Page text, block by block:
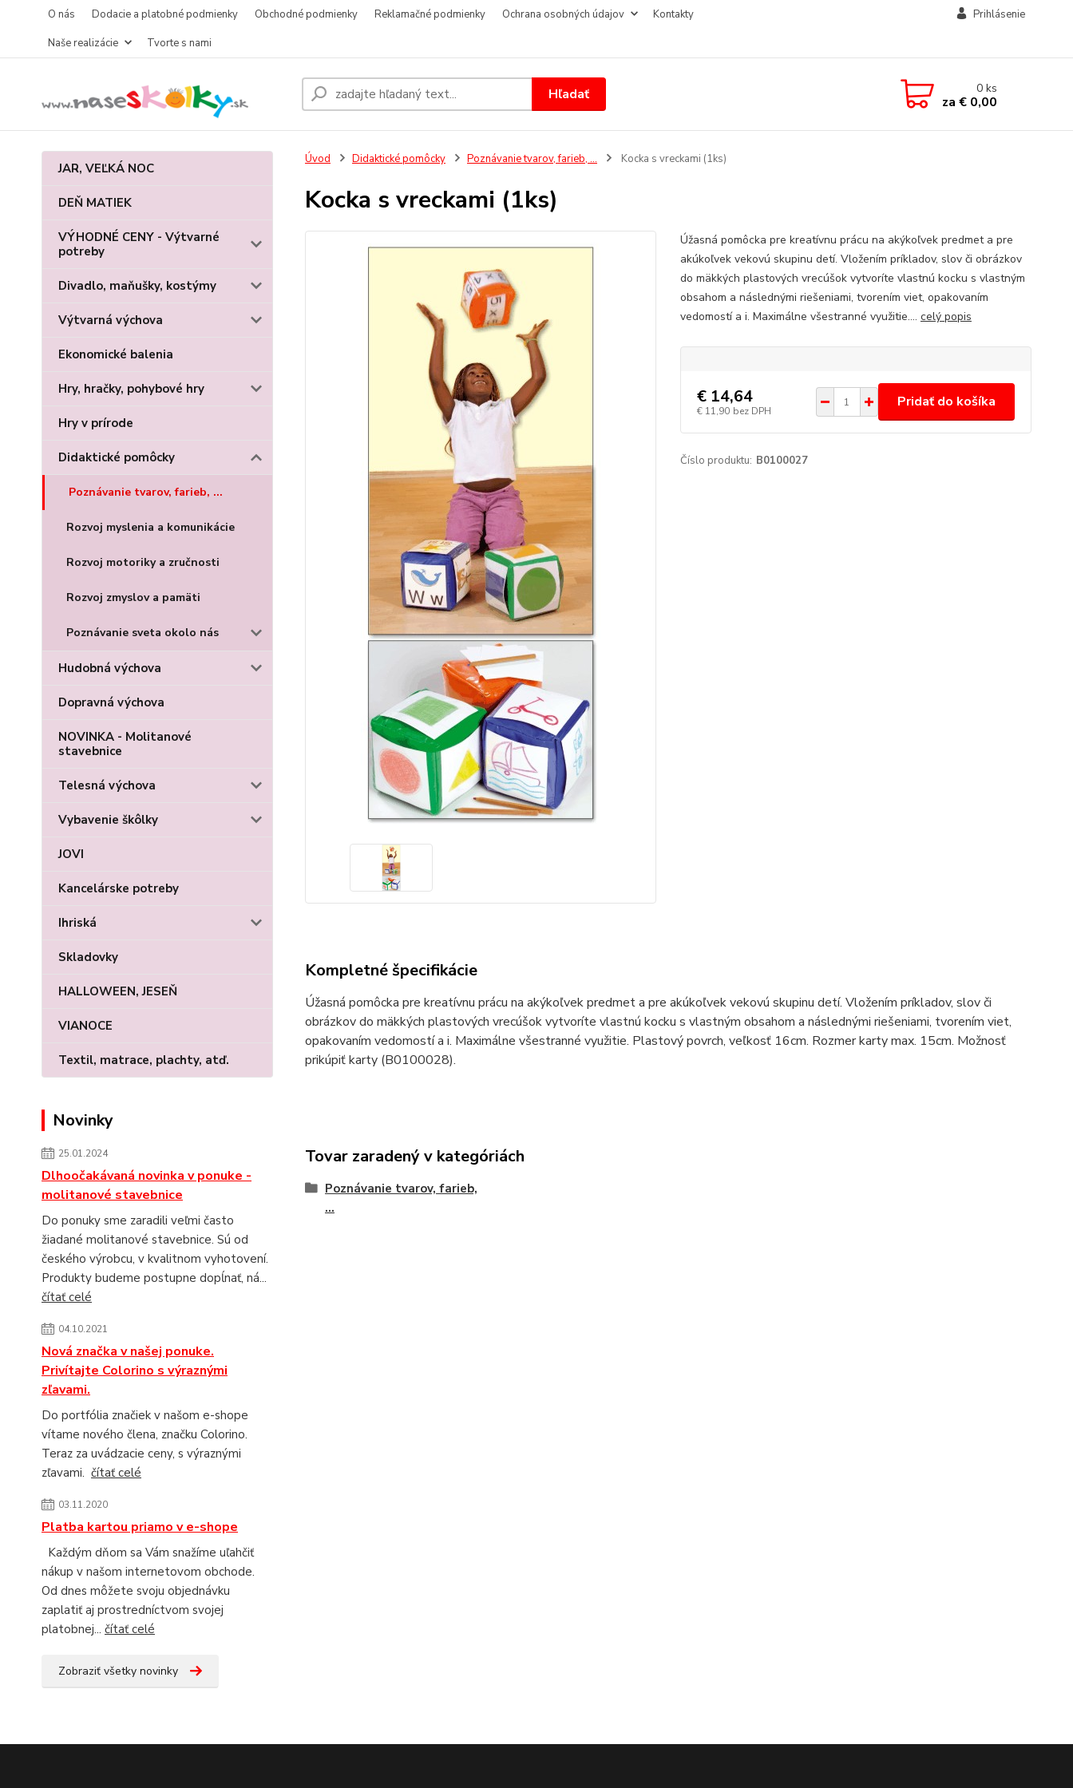
O nás Dodacie a platobné podmienky Obchodné podmienky Reklamačné podmienky Ochrana osobných údajov
Kontakty
Naše realizácie
Tvorte s nami
Prihlásenie
Hľadať 0ks
za € 0,00
JAR, VEĽKÁ NOC
DEŇ MATIEK
VÝHODNÉ CENY - Výtvarné
potreby
Divadlo, maňušky, kostýmy
Výtvarná výchova
Ekonomické balenia
Hry, hračky, pohybové hry
Hry v prírode
Didaktické pomôcky
Poznávanie tvarov, farieb, ...
Rozvoj myslenia a komunikácie
Rozvoj motoriky a zručnosti
Rozvoj zmyslov a pamäti
Poznávanie sveta okolo nás
Hudobná výchova
Dopravná výchova
NOVINKA - Molitanové
stavebnice
Telesná výchova
Vybavenie škôlky
JOVI
Kancelárske potreby
Ihriská
Skladovky
HALLOWEEN, JESEŇ
VIANOCE
Textil, matrace, plachty, atď.
Novinky
25.01.2024
Dlhoočakávaná novinka v ponuke -
molitanové stavebnice
Do ponuky sme zaradili veľmi často
žiadané molitanové stavebnice. Sú od
českého výrobcu, v kvalitnom vyhotovení.
Produkty budeme postupne dopĺnať, ná...
čítať celé
04.10.2021
Nová značka v našej ponuke.
Privítajte Colorino s výraznými
zľavami.
Do portfólia značiek v našom e-shope
vítame nového člena, značku Colorino.
Teraz za uvádzacie ceny, s výraznými
zľavami. čítať celé
03.11.2020
Platba kartou priamo v e-shope
Každým dňom sa Vám snažíme uľahčiť
nákup v našom internetovom obchode.
Od dnes môžete svoju objednávku
zaplatiť aj prostredníctvom svojej
platobnej... čítať celé
Zobraziť všetky novinky
Úvod Didaktické pomôcky Poznávanie tvarov, farieb, ... Kocka s vreckami (1ks)
Kocka s vreckami (1ks)
Úžasná pomôcka pre kreatívnu prácu na akýkoľvek predmet a pre
akúkoľvek vekovú skupinu detí. Vložením príkladov, slov či obrázkov
do mäkkých plastových vrecúšok vytvoríte vlastnú kocku s vlastným
obsahom a následnými riešeniami, tvorením viet, opakovaním
vedomostí a i. Maximálne všestranné využitie.... celý popis
€ 14,64
€ 11,90 bez DPH
Pridať do košíka
Číslo produktu: B0100027
Kompletné špecifikácie
Úžasná pomôcka pre kreatívnu prácu na akýkoľvek predmet a pre akúkoľvek vekovú skupinu detí. Vložením príkladov, slov či
obrázkov do mäkkých plastových vrecúšok vytvoríte vlastnú kocku s vlastným obsahom a následnými riešeniami, tvorením viet,
opakovaním vedomostí a i. Maximálne všestranné využitie. Plastový povrch, veľkosť 16cm. Rozmer karty max. 15cm. Možnosť
prikúpiť karty (B0100028).
Tovar zaradený v kategóriách
Poznávanie tvarov, farieb,
...